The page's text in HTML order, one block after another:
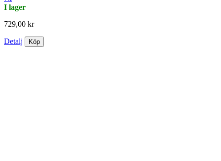
I lager
729,00 kr
Detalj Köp